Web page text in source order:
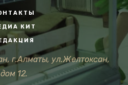
КИТ
г.Алматы, ул.Желтоксан,
дом 12.